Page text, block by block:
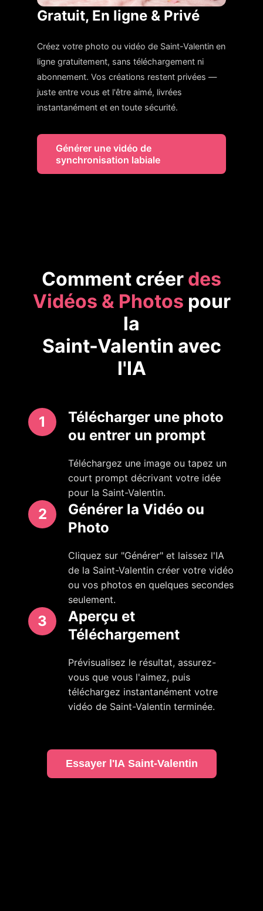
Gratuit, En ligne & Privé
Créez votre photo ou vidéo de Saint-Valentin en
ligne gratuitement, sans téléchargement ni
abonnement. Vos créations restent privées —
juste entre vous et l'être aimé, livrées
instantanément et en toute sécurité.
Générer une vidéo de
synchronisation labiale
Comment créer des
Vidéos & Photos pour
la
Saint-Valentin avec
l'IA
1
Télécharger une photo
ou entrer un prompt
Téléchargez une image ou tapez un
court prompt décrivant votre idée
pour la Saint-Valentin.
2
Générer la Vidéo ou
Photo
Cliquez sur "Générer" et laissez l'IA
de la Saint-Valentin créer votre vidéo
ou vos photos en quelques secondes
seulement.
3
Aperçu et
Téléchargement
Prévisualisez le résultat, assurez-
vous que vous l'aimez, puis
téléchargez instantanément votre
vidéo de Saint-Valentin terminée.
Essayer l'IA Saint-Valentin